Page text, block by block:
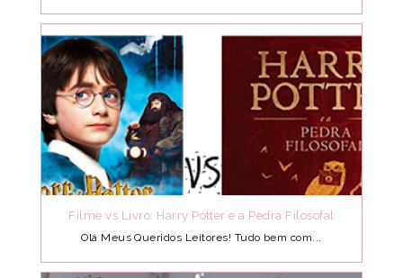
Filme vs Livro: Harry Potter e a Pedra Filosofal
Olá Meus Queridos Leitores! Tudo bem com...